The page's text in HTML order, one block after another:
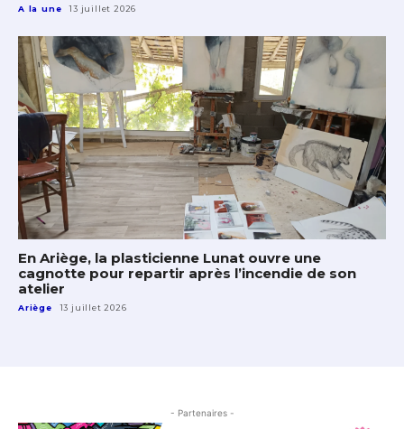
A la une 13 juillet 2026
En Ariège, la plasticienne Lunat ouvre une
cagnotte pour repartir après l’incendie de son
atelier
Ariège 13 juillet 2026
- Partenaires -